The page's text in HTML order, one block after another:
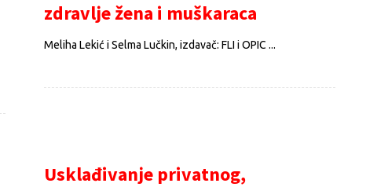
zdravlje žena i muškaraca
Meliha Lekić i Selma Lučkin, izdavač: FLI i OPIC ...
Usklađivanje privatnog,